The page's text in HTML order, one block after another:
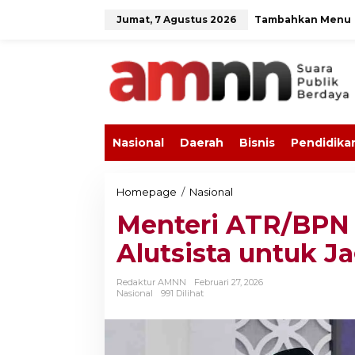
Jumat, 7 Agustus 2026 Tambahkan Menu
Nasional Daerah Bisnis
Homepage / Nasional
n
t
i
R
/
B
Menteri ATR/
Alutsista untuk
Redaktur AMNN
Februari 27, 2026
Nasional
991 Dilihat